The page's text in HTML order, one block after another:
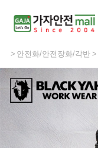
안전화/안전장화/각반